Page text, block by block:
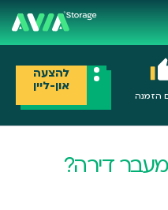
הזמנה
להצעה
און-ליין
דירה?